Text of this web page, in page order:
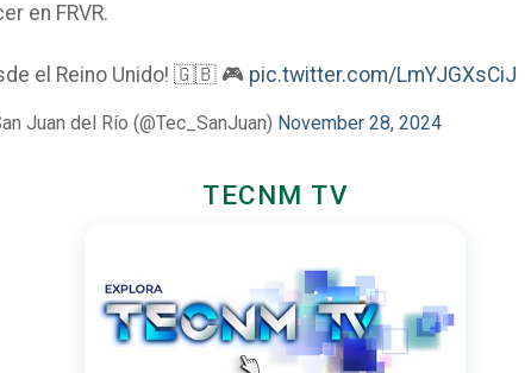
en FRVR.
el Reino Unido! 🇬🇧 🎮 pic.twitter.com/LmYJGXsCiJ
Juan del Río (@Tec_SanJuan) November 28, 2024
TECNM TV